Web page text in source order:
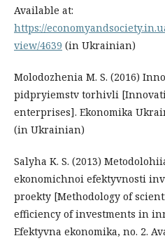
Available at:
https://
view/4639 (in Ukrainian)
Molodozhenia M. S. (2016)
pidpryiemstv torhivli
enterprises]. Ekonomika
(in Ukrainian)
Salyha K. S. (2013)
ekonomichnoi efektyvnosti
proekty [Methodology of
efficiency of investments in
Efektyvna ekonomika, no. 2.